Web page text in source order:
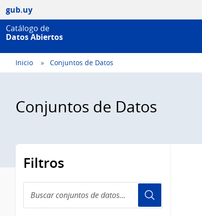
gub.uy
Catálogo de
Datos Abiertos
Inicio Conjuntos de Datos
Conjuntos de Datos
Filtros
conjuntos
de